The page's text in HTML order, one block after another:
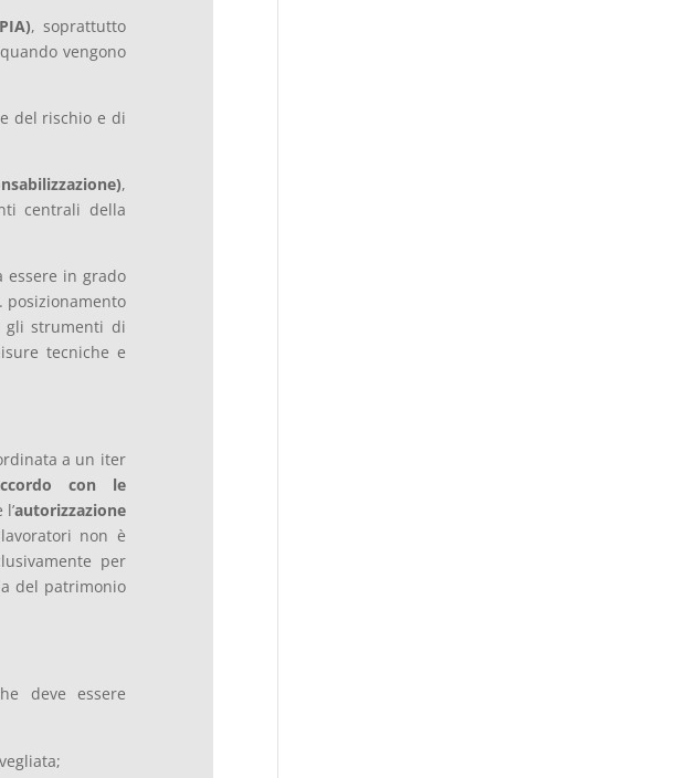
, soprattutto
vengono
del rischio e di
,
centrali della
essere in grado
posizionamento
gli strumenti di
tecniche e
a un iter
con le
autorizzazione
non è
per
del patrimonio
deve essere